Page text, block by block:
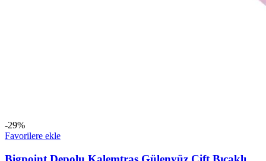
-29%
Favorilere ekle